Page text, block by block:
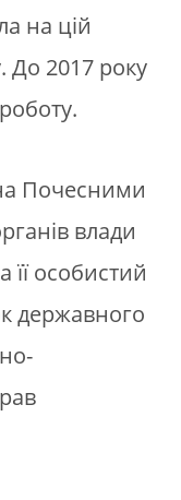
на цій
До 2017 року
Почесними
влади
її особистий
державного